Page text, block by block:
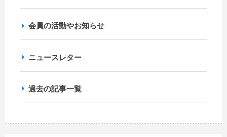
会員の活動やお知らせ
ニュースレター
過去の記事一覧